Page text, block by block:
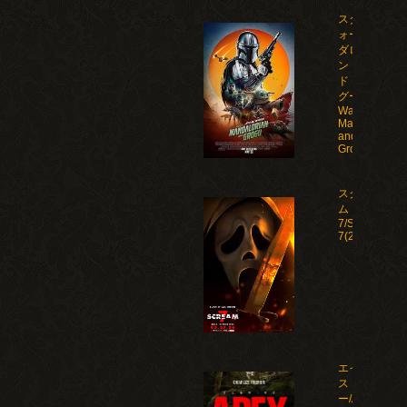
スター・ウ
ォーズ マン
ダロリア
ン・アン
ド・グロー
グー/Star
Wars: The
Mandalorian
and
Grogu(2026)
スクリー
ム
7/Scream
7(2026)
エイペック
ス・プレデタ
ー/